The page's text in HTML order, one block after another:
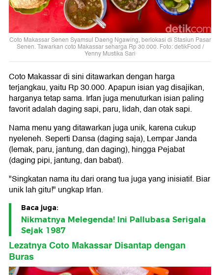
Coto Makassar Senen Syamsul Daeng Ngawing, berlokasi di Stasiun Pasar
Senen. Tawarkan coto Makassar seharga Rp 30.000. Foto: detikFood /
Yenny Mustika Sari
Coto Makassar di sini ditawarkan dengan harga
terjangkau, yaitu Rp 30.000. Apapun isian yag disajikan,
harganya tetap sama. Irfan juga menuturkan isian paling
favorit adalah daging sapi, paru, lidah, dan otak sapi.
Nama menu yang ditawarkan juga unik, karena cukup
nyeleneh. Seperti Dansa (daging saja), Lempar Janda
(lemak, paru, jantung, dan daging), hingga Pejabat
(daging pipi, jantung, dan babat).
"Singkatan nama itu dari orang tua juga yang inisiatif. Biar
unik lah gitu!" ungkap Irfan.
Baca juga:
Nikmatnya Melegenda! Ini Pallubasa Serigala
Sejak 1987
Lezatnya Coto Makassar Disantap dengan
Buras